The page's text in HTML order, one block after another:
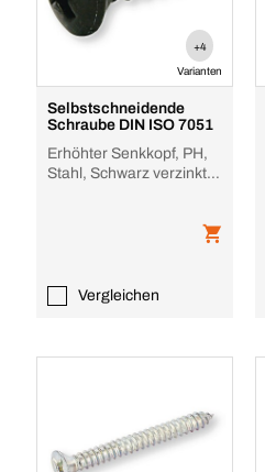
+4
Varianten
Selbstschneidende
Schraube DIN ISO 7051
Erhöhter Senkkopf, PH,
Stahl, Schwarz verzinkt,
Vergleichen